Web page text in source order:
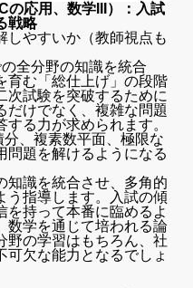
の応用、数学III）：入試
戦略
しやすいか（教師視点も
全分野の知識を統合
育む「総仕上げ」の段階
次試験を突破するために
だけでなく、複雑な問題
る力が求められます。
、複素数平面、極限な
問題を解けるようになる
知識を統合させ、多角的
う指導します。入試の傾
を持って本番に臨めるよ
数学を通じて培われる論
野の学習はもちろん、社
可欠な能力となるでしょ